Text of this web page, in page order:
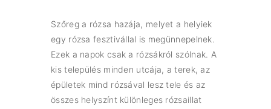
Szőreg a rózsa hazája, melyet a helyiek
egy rózsa fesztivállal is megünnepelnek.
Ezek a napok csak a rózsákról szólnak. A
kis település minden utcája, a terek, az
épületek mind rózsával lesz tele és az
összes helyszínt különleges rózsaillat